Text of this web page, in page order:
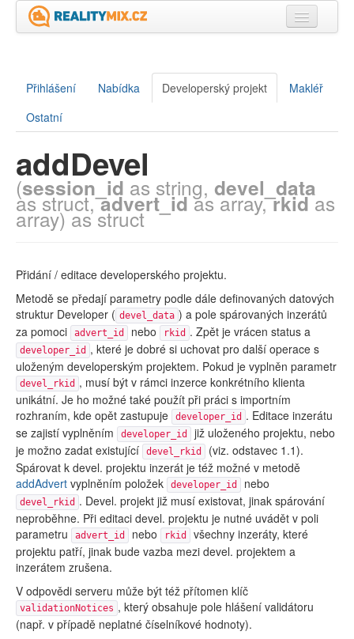
Ukázky použití
Přihlášení Nabídka Developerský projekt
Makléř
Ostatní
addDevel
(session_id as string, devel_data
as struct,advert_idas array,rkidas
array) as struct
Přidání / editace developerského projektu.
Metodě se předají parametry podle dále definovaných datových
struktur Developer ( devel_data ) a pole spárovaných inzerátů
za pomoci
advert_id nebo rkid . Zpět je vrácen status a
developer_id , které je dobré si uchovat pro další operace s
uloženým developerským projektem. Pokud je vyplněn parametr
devel_rkid , musí být v rámci inzerce konkrétního klienta
unikátní. Je ho možné také použít při práci s importním
rozhraním, kde opět zastupuje
developer_id . Editace inzerátu
se zajistí vyplněním
developer_id
již uloženého projektu, nebo
je možno zadat existující
devel_rkid
(viz. odstavec 1.1).
Spárovat k devel. projektu inzerát je též možné v metodě
addAdvert vyplněním položek developer_id nebo
devel_rkid . Devel. projekt již musí existovat, jinak spárování
neproběhne. Při editaci devel. projektu je nutné uvádět v poli
parametru
advert_id nebo rkid
všechny inzeráty, které
projektu patří, jinak bude vazba mezi devel. projektem a
inzerátem zrušena.
V odpovědi serveru může být též přítomen klíč
validationNotices , který obsahuje pole hlášení validátoru
(např. v případě neplatné číselníkové hodnoty).